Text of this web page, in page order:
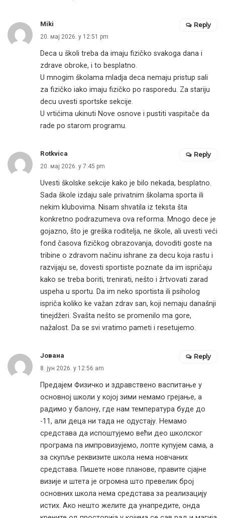
Miki
20. мај 2026. у 12:51 pm
Deca u školi treba da imaju fizičko svakoga dana i
zdrave obroke, i to besplatno.
U mnogim školama mladja deca nemaju pristup sali
za fizičko iako imaju fizičko po rasporedu. Za stariju
decu uvesti sportske sekcije.
U vrtićima ukinuti Nove osnove i pustiti vaspitače da
rade po starom programu.
Reply
Rotkvica
20. мај 2026. у 7:45 pm
Uvesti školske sekcije kako je bilo nekada, besplatno.
Sada škole izdaju sale privatnim školama sporta ili
nekim klubovima. Nisam shvatila iz teksta šta
konkretno podrazumeva ova reforma. Mnogo dece je
gojazno, što je greška roditelja, ne škole, ali uvesti veći
fond časova fizičkog obrazovanja, dovoditi goste na
tribine o zdravom načinu ishrane za decu koja rastu i
razvijaju se, dovesti sportiste poznate da im ispričaju
kako se treba boriti, trenirati, nešto i žrtvovati zarad
uspeha u sportu. Da im neko sportista ili psiholog
ispriča koliko ke važan zdrav san, koji nemaju današnji
tinejdžeri. Svašta nešto se promenilo ma gore,
nažalost. Da se svi vratimo pameti i resetujemo.
Reply
Јована
8. јун 2026. у 12:56 am
Предајем Физичко и здравствено васпитање у
основној школи у којој зими немамо грејање, а
радимо у балону, где нам температура буде до
-11, али деца ни тада не одустају. Немамо
средстава да испоштујемо већи део школског
програма па импровизујемо, лопте купујем сама, а
за скупље реквизите школа нема новчаних
средстава. Пишете нове планове, правите сјајне
визије и штета је огромна што превелик број
основних школа нема средстава за реализацију
истих. Ако нешто желите да унапредите, онда
Reply